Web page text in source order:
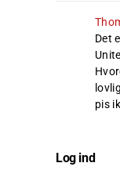
Det
pis
Log ind